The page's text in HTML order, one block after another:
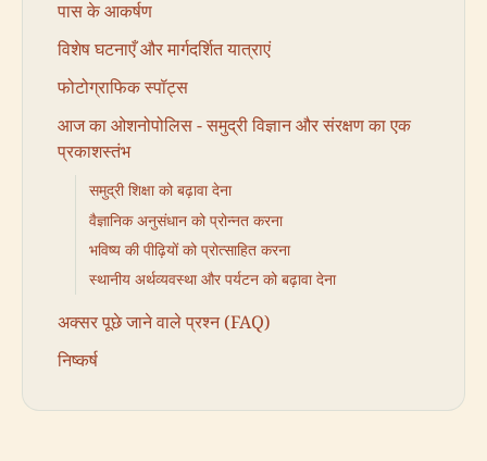
पास के आकर्षण
विशेष घटनाएँ और मार्गदर्शित यात्राएं
फोटोग्राफिक स्पॉट्स
आज का ओशनोपोलिस - समुद्री विज्ञान और संरक्षण का एक
प्रकाशस्तंभ
समुद्री शिक्षा को बढ़ावा देना
वैज्ञानिक अनुसंधान को प्रोन्नत करना
भविष्य की पीढ़ियों को प्रोत्साहित करना
स्थानीय अर्थव्यवस्था और पर्यटन को बढ़ावा देना
अक्सर पूछे जाने वाले प्रश्न (FAQ)
निष्कर्ष